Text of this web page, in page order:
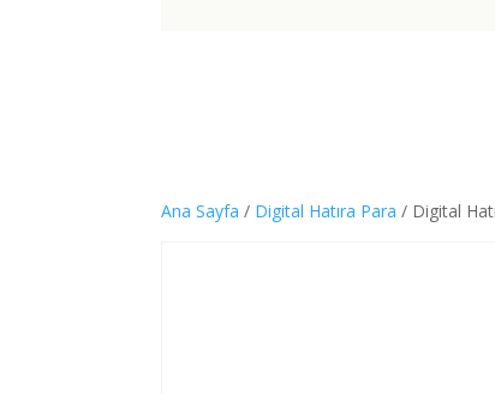
Ana Sayfa / Digital Hatıra Para / Digital